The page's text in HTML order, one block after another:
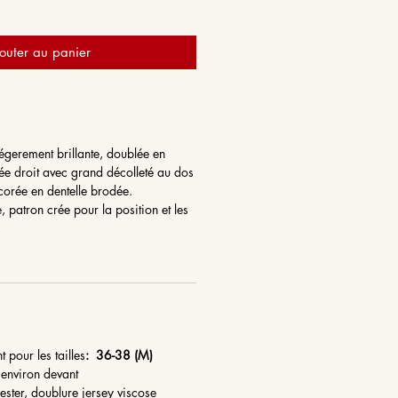
au panier
brillante, doublée en
droit avec grand décolleté au dos
en dentelle brodée.
patron crée pour la position et les
pour les tailles: 36-38 (M)
devant
doublure jersey viscose